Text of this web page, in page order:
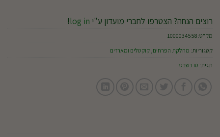
רוצים הנחה? הצטרפו לחברי מועדון ע"י log in
!
מק"ט:1000034558
קטגוריות: מחלקת הפרחים,קוקטלים ומארזים
תגית: טו בשבט